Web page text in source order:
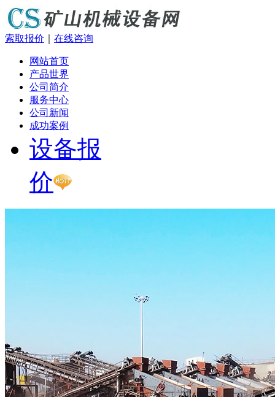
索取报价 在线咨询
网站首页
产品世界
公司简介
服务中心
公司新闻
成功案例
设备报
价